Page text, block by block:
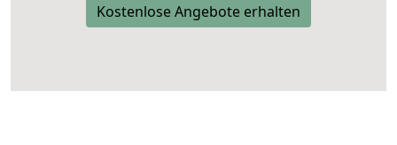
Kostenlose Angebote erhalten